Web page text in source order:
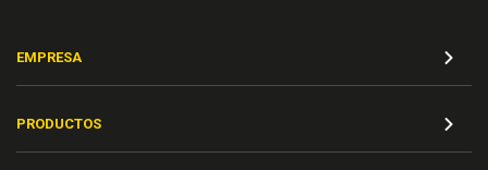
EMPRESA
PRODUCTOS